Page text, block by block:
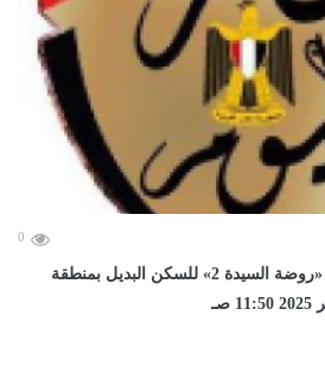
0
رئيس الوزراء يتفقد مشروع «روضة السيدة 2» للسكن البديل بمنطقة